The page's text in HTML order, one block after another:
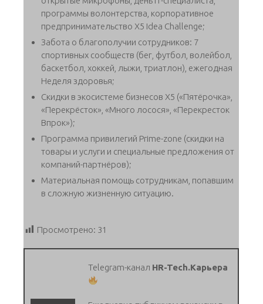
программы волонтерства, корпоративное
предпринимательство X5 Idea Challenge;
Забота о благополучии сотрудников: 7
спортивных сообществ (бег, футбол, волейбол,
баскетбол, хоккей, лыжи, триатлон), ежегодная
Неделя здоровья;
Скидки в экосистеме бизнесов Х5 («Пятёрочка»,
«Перекрёсток», «Много лосося», «Перекресток
Впрок»);
Программа привилегий Prime-zone (скидки на
товары и услуги и специальные предложения от
компаний-партнёров);
Материальная помощь сотрудникам, попавшим
в сложную жизненную ситуацию.
Просмотрено: 31
Telegram-канал HR-Tech.Карьера